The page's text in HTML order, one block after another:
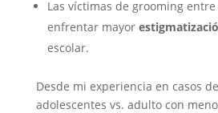
Las víctimas de grooming
enfrentar mayor
escolar.
Desde mi experiencia en casos
adolescentes vs. adulto con